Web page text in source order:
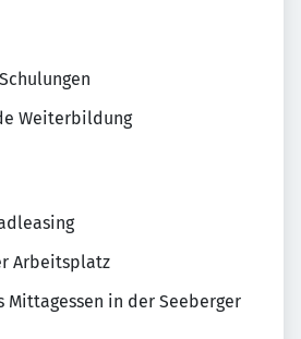
Weiterbildung
Arbeitsplatz
Mittagessen in der Seeberger